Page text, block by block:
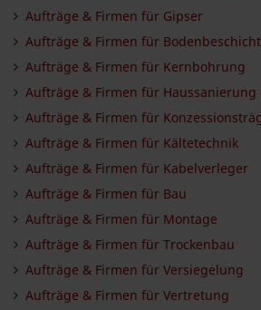
Aufträge & Firmen für Gipser
Aufträge & Firmen für
Aufträge & Firmen für Kernbohrung
Aufträge & Firmen für Haussanierung
Aufträge & Firmen für
Aufträge & Firmen für Kältetechnik
Aufträge & Firmen für Kabelverleger
Aufträge & Firmen für Bau
Aufträge & Firmen für Montage
Aufträge & Firmen für Trockenbau
Aufträge & Firmen für Versiegelung
Aufträge & Firmen für Vertretung